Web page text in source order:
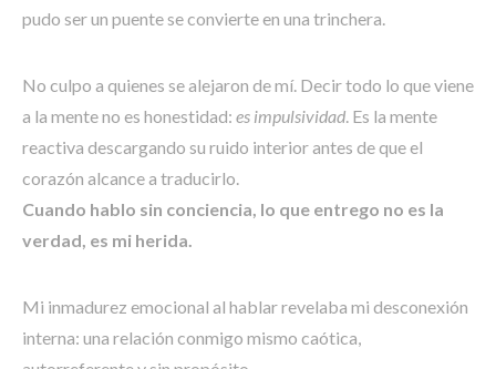
pudo ser un puente se convierte en una trinchera.
No culpo a quienes se alejaron de mí. Decir todo lo que viene
a la mente no es honestidad: es impulsividad. Es la mente
reactiva descargando su ruido interior antes de que el
corazón alcance a traducirlo.
Cuando hablo sin conciencia, lo que entrego no es la
verdad, es mi herida.
Mi inmadurez emocional al hablar revelaba mi desconexión
interna: una relación conmigo mismo caótica,